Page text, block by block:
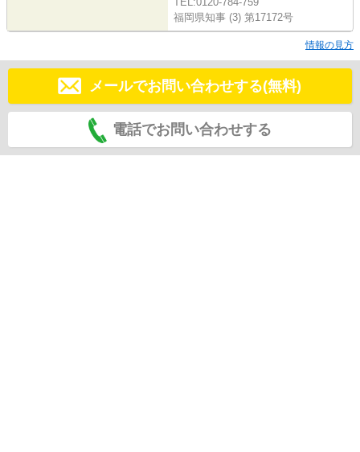
福岡県知事 (3) 第17172号
情報の見方
メールでお問い合わせする(無料)
電話でお問い合わせする